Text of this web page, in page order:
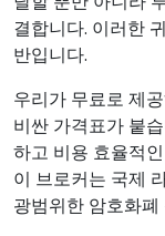
결합니다. 이러한
반입니다.
우리가 무료로 제
비싼 가격표가 붙
하고 비용 효율적
이 브로커는 국제
광범위한 암호화